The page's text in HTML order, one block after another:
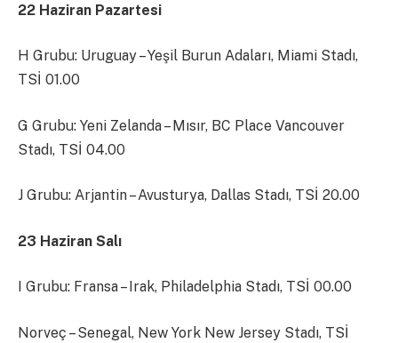
22 Haziran Pazartesi
H Grubu: Uruguay – Yeşil Burun Adaları, Miami Stadı,
TSİ 01.00
G Grubu: Yeni Zelanda – Mısır, BC Place Vancouver
Stadı, TSİ 04.00
J Grubu: Arjantin – Avusturya, Dallas Stadı, TSİ 20.00
23 Haziran Salı
I Grubu: Fransa – Irak, Philadelphia Stadı, TSİ 00.00
Norveç – Senegal, New York New Jersey Stadı, TSİ